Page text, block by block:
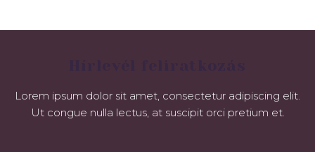
Lorem ipsum dolor sit amet, consectetur adipiscing elit.
Ut congue nulla lectus, at suscipit orci pretium et.